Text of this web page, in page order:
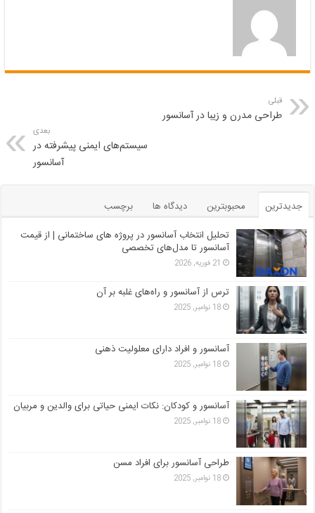
قبلی
طراحی مدرن و زیبا در آسانسور
بعدی
سیستم‌های ایمنی پیشرفته در
آسانسور
جدیدترین محبوبترین دیدگاه ها
برچسب
تحلیل انتخاب آسانسور در پروژه‌ های ساختمانی | از قیمت
آسانسور تا مدل‌های تخصصی
21 فوریه, 2026
ترس از آسانسور و راه‌های غلبه بر آن
18 نوامبر, 2025
آسانسور و افراد دارای معلولیت ذهنی
18 نوامبر, 2025
آسانسور و کودکان: نکات ایمنی حیاتی برای والدین و مربیان
18 نوامبر, 2025
طراحی آسانسور برای افراد مسن
18 نوامبر, 2025